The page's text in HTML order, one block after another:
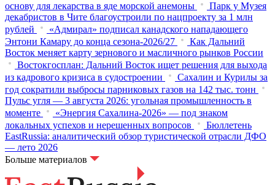
основу для лекарства в яде морской анемоны
Парк у Музея
декабристов в Чите благоустроили по нацпроекту за 1 млн
рублей
«Адмирал» подписал канадского нападающего
Энтони Камару до конца сезона-2026/27
Как Дальний
Восток меняет карту зернового и масличного рынков России
Востокгосплан: Дальний Восток ищет решения для выхода
из кадрового кризиса в судостроении
Сахалин и Курилы за
год сократили выбросы парниковых газов на 142 тыс. тонн
Пульс угля — 3 августа 2026: угольная промышленность в
моменте
«Энергия Сахалина-2026» — под знаком
локальных успехов и нерешенных вопросов
Бюллетень
EastRussia: аналитический обзор туристической отрасли ДФО
— лето 2026
Больше материалов